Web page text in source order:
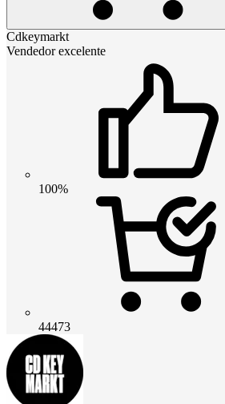
Cdkeymarkt
Vendedor excelente
100%
44473